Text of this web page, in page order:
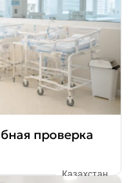
проверка
Казахстан